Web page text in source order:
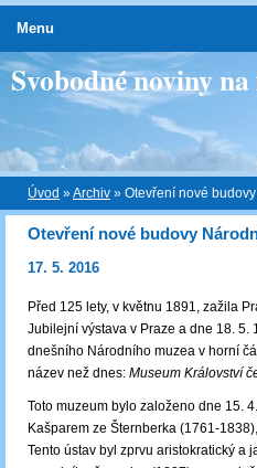
Svobodné noviny
Úvod »Archiv » Otevření nové
Otevření nové budovy
17. 5. 2016
Před 125 lety, v květnu 1891, zažila
Jubilejní výstava v Praze a dne 18.
dnešního Národního muzea v horní
název než dnes: Museum Království
Toto muzeum bylo založeno dne 15.
Kašparem ze Šternberka (1761-
Tento ústav byl zprvu aristokratický a
Menu